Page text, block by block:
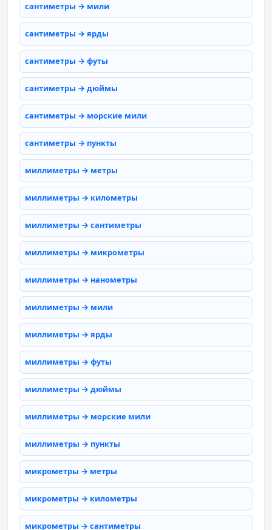
сантиметры → мили
сантиметры → ярды
сантиметры → футы
сантиметры → дюймы
сантиметры → морские мили
сантиметры → пункты
миллиметры → метры
миллиметры → километры
миллиметры → сантиметры
миллиметры → микрометры
миллиметры → нанометры
миллиметры → мили
миллиметры → ярды
миллиметры → футы
миллиметры → дюймы
миллиметры → морские мили
миллиметры → пункты
микрометры → метры
микрометры → километры
микрометры → сантиметры